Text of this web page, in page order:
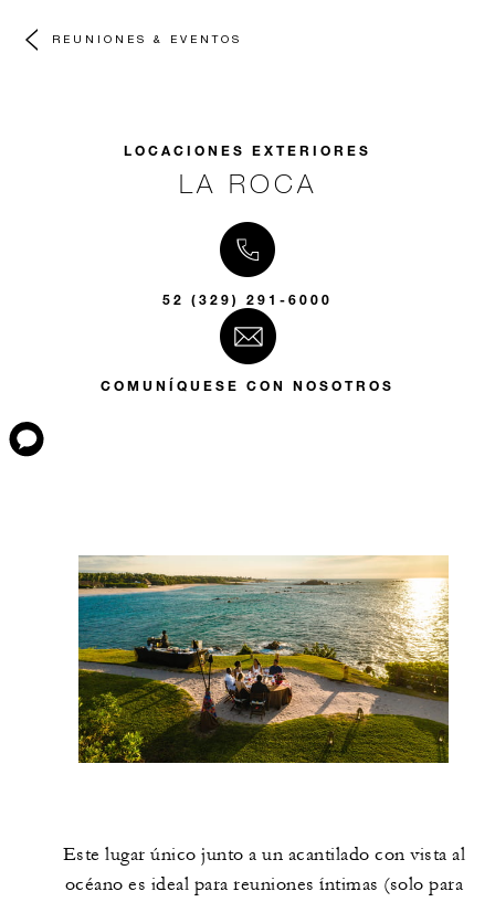
REUNIONES & EVENTOS
LOCACIONES EXTERIORES
LA ROCA
52 (329) 291-6000
COMUNÍQUESE CON NOSOTROS
Este lugar único junto a un acantilado con vista al
océano es ideal para reuniones íntimas (solo para